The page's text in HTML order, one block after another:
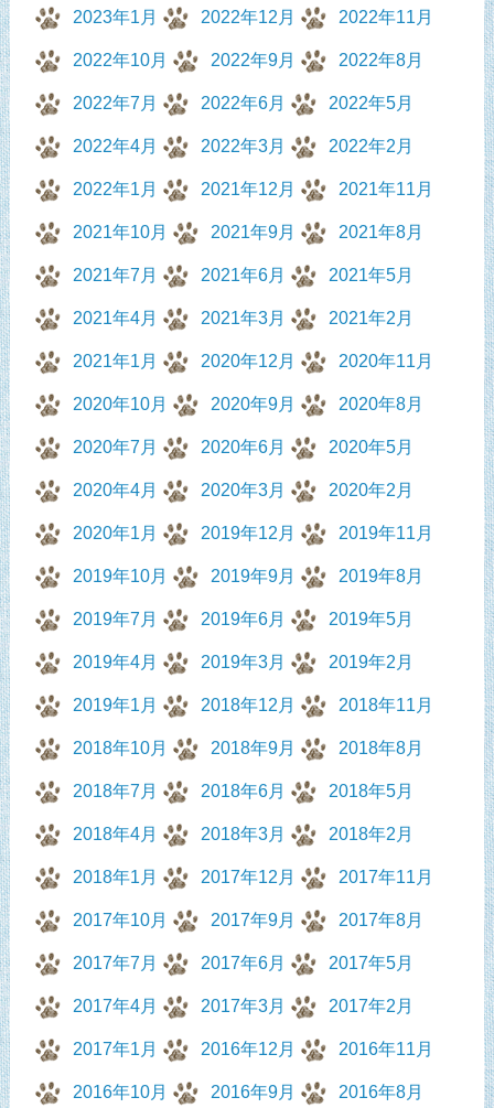
2023年1月 2022年12月 2022年11月
2022年10月 2022年9月 2022年8月
2022年7月 2022年6月 2022年5月
2022年4月 2022年3月 2022年2月
2022年1月 2021年12月 2021年11月
2021年10月 2021年9月 2021年8月
2021年7月 2021年6月 2021年5月
2021年4月 2021年3月 2021年2月
2021年1月 2020年12月 2020年11月
2020年10月 2020年9月 2020年8月
2020年7月 2020年6月 2020年5月
2020年4月 2020年3月 2020年2月
2020年1月 2019年12月 2019年11月
2019年10月 2019年9月 2019年8月
2019年7月 2019年6月 2019年5月
2019年4月 2019年3月 2019年2月
2019年1月 2018年12月 2018年11月
2018年10月 2018年9月 2018年8月
2018年7月 2018年6月 2018年5月
2018年4月 2018年3月 2018年2月
2018年1月 2017年12月 2017年11月
2017年10月 2017年9月 2017年8月
2017年7月 2017年6月 2017年5月
2017年4月 2017年3月 2017年2月
2017年1月 2016年12月 2016年11月
2016年10月 2016年9月 2016年8月